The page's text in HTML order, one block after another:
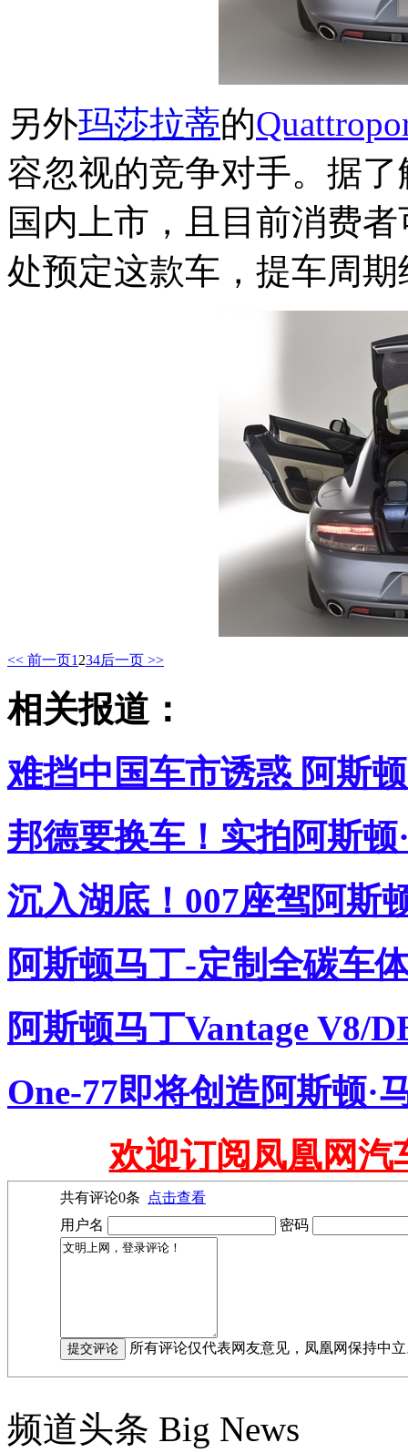
另外玛莎拉蒂的
容忽视的竞争对手。据
国内上市，且目前消费
处预定这款车，提车周
<< 前一页1 234后一页 >>
相关报道：
难挡中国车市诱惑 阿斯
邦德要换车！实拍阿斯顿
沉入湖底！007座驾阿斯
阿斯顿马丁-定制全碳车
阿斯顿马丁Vantage V8/
One-77即将创造阿斯顿·
欢迎订阅凤凰网汽
共有评论0条
点击查看
用户名
密码
所有评论仅代表网友意见，凤凰网保持中
频道头条 Big News